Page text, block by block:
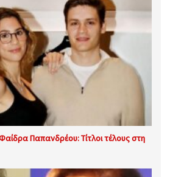
Παπανδρέου: Τίτλοι τέλους στη